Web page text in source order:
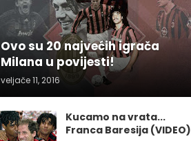
Ovo su 20 najvećih igrača
Milana u povijesti!
veljače 11, 2016
Kucamo na vrata...
Franca Baresija (VIDEO)